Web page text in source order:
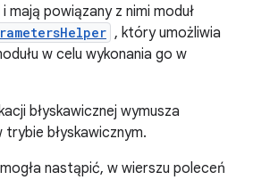
i mają powiązany z nimi moduł
, który umożliwia
w celu wykonania go w
błyskawicznej wymusza
trybie błyskawicznym.
nastąpić, w wierszu poleceń